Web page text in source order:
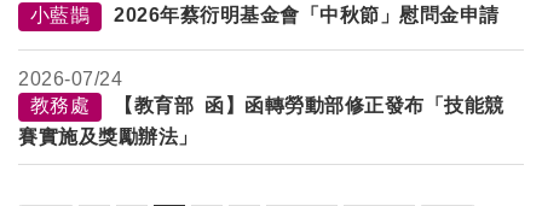
小藍鵲
2026年蔡衍明基金會「中秋節」慰問金申請
2026-07/24
教務處
【教育部 函】函轉勞動部修正發布「技能競
賽實施及獎勵辦法」